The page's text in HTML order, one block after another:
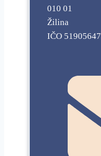
010 01
Žilina
IČO 51905647